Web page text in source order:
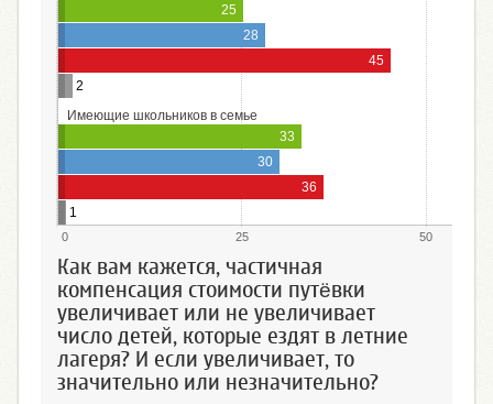
25
28
45
2
Имеющие школьников в семье
33
30
36
1
0 25 50
Как вам кажется, частичная
компенсация стоимости путёвки
увеличивает или не увеличивает
число детей, которые ездят в летние
лагеря? И если увеличивает, то
значительно или незначительно?